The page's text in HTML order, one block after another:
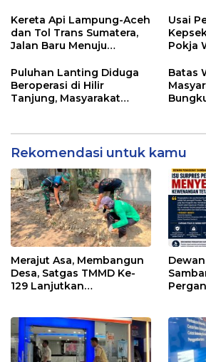
Didesak Bertindak
Kereta Api Lampung-Aceh
dan Tol Trans Sumatera,
Jalan Baru Menuju
Usai
Pokja
Puluhan Lanting Diduga
Beroperasi di Hilir
Tanjung, Masyarakat
Batas
Rekomendasi untuk kamu
Merajut Asa, Membangun
Desa, Satgas TMMD Ke-
129 Lanjutkan